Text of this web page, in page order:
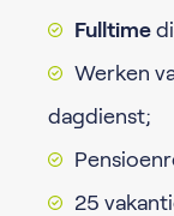
Fulltime
Werken
dagdienst;
25